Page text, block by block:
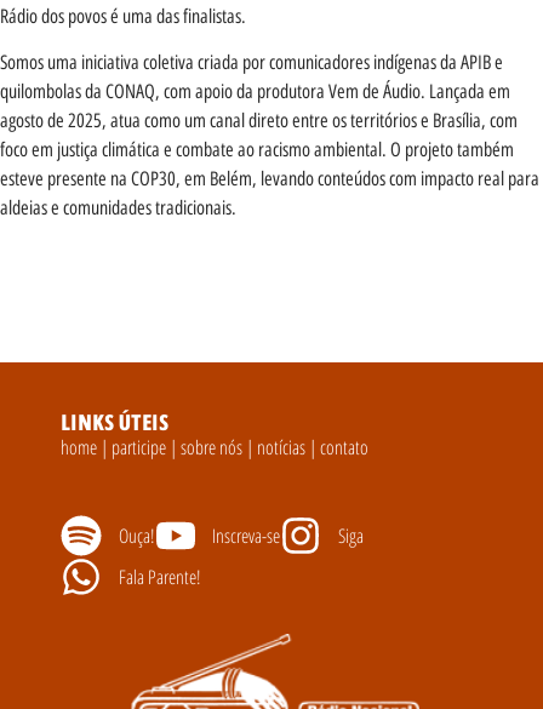
Rádio dos povos é uma das finalistas.
Somos uma iniciativa coletiva criada por comunicadores indígenas da APIB e
quilombolas da CONAQ, com apoio da produtora Vem de Áudio. Lançada em
agosto de 2025, atua como um canal direto entre os territórios e Brasília, com
foco em justiça climática e combate ao racismo ambiental. O projeto também
esteve presente na COP30, em Belém, levando conteúdos com impacto real para
aldeias e comunidades tradicionais.
LINKS ÚTEIS
home | participe | sobre nós | notícias | contato
Ouça! Inscreva-se
Siga
Fala Parente!